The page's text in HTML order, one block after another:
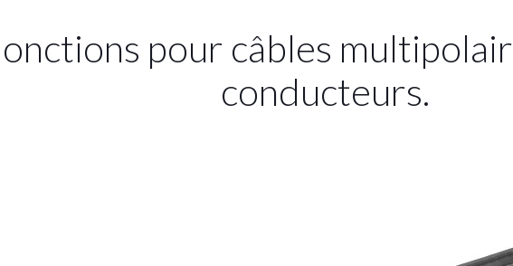
pour câbles
conducteurs.